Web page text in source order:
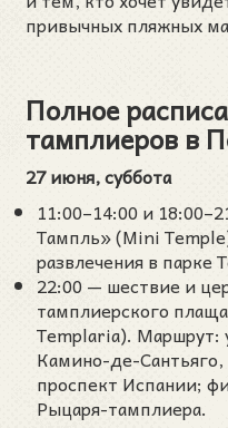
привычных пляжных
Полное
тамплиеров в
27 июня, суббота
11:00–14:00 и
Тампль» (Mini
развлечения в парке
22:00 — шествие и
тамплиерского
Templaria). Маршрут:
Камино-де-
проспект Испании;
Рыцаря-тамплиера.